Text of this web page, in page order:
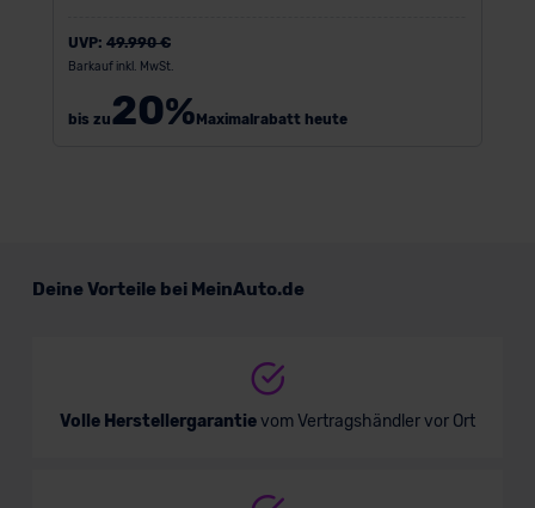
UVP: 49.990 €
Barkauf inkl. MwSt.
bis zu20% Maximalrabatt heute
Deine Vorteile bei MeinAuto.de
Volle Herstellergarantievom Vertragshändler vor Ort